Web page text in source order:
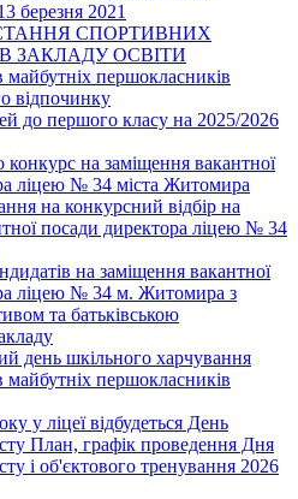
березня 2021
СПОРТИВНИХ
ЗАКЛАДУ ОСВІТИ
майбутніх першокласників
відпочинку
до першого класу на 2025/2026
на заміщення вакантної
ліцею № 34 міста Житомира
на конкурсний відбір на
посади директора ліцею № 34
на заміщення вакантної
ліцею № 34 м. Житомира з
та батьківською
день шкільного харчування
майбутніх першокласників
у ліцеї відбудеться День
План, графік проведення Дня
і об'єктового тренування 2026